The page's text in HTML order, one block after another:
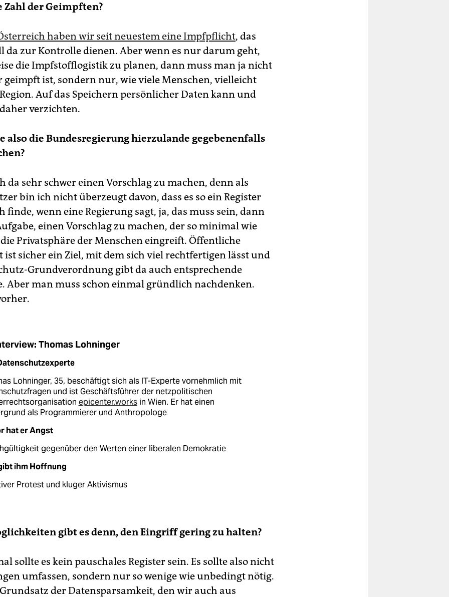
Zahl der Geimpften?
haben wir seit neuestem eine Impfpflicht, das
da zur Kontrolle dienen. Aber wenn es nur darum geht,
die Impfstofflogistik zu planen, dann muss man ja nicht
geimpft ist, sondern nur, wie viele Menschen, vielleicht
Auf das Speichern persönlicher Daten kann und
verzichten.
also die Bundesregierung hierzulande gegebenenfalls
da sehr schwer einen Vorschlag zu machen, denn als
bin ich nicht überzeugt davon, dass es so ein Register
finde, wenn eine Regierung sagt, ja, das muss sein, dann
einen Vorschlag zu machen, der so minimal wie
Privatsphäre der Menschen eingreift. Öffentliche
ist sicher ein Ziel, mit dem sich viel rechtfertigen lässt und
Grundverordnung gibt da auch entsprechende
Aber man muss schon einmal gründlich nachdenken.
Thomas Lohninger
Lohninger, 35, beschäftigt sich als IT-Experte vornehmlich mit
und ist Geschäftsführer der netzpolitischen
epicenter.worksin Wien. Er hat einen
als Programmierer und Anthropologe
hat er Angst
gegenüber den Werten einer liberalen Demokratie
ihm Hoffnung
Protest und kluger Aktivismus
gibt es denn, den Eingriff gering zu halten?
sollte es kein pauschales Register sein. Es sollte also nicht
umfassen, sondern nur so wenige wie unbedingt nötig.
der Datensparsamkeit, den wir auch aus